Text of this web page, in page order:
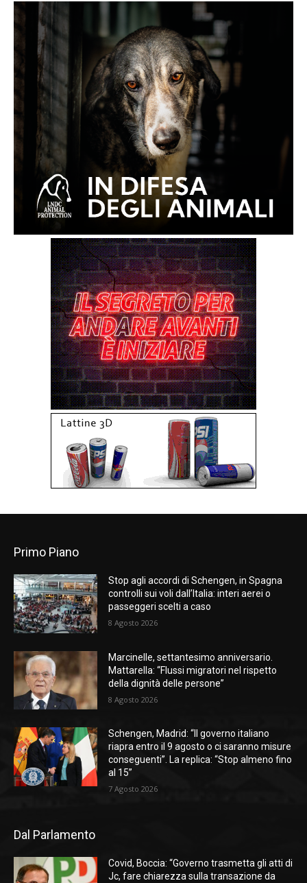
Primo Piano
Stop agli accordi di Schengen, in Spagna
controlli sui voli dall’Italia: interi aerei o
passeggeri scelti a caso
8 Agosto 2026
Marcinelle, settantesimo anniversario.
Mattarella: “Flussi migratori nel rispetto
della dignità delle persone”
8 Agosto 2026
Schengen, Madrid: “Il governo italiano
riapra entro il 9 agosto o ci saranno misure
conseguenti”. La replica: “Stop almeno fino
al 15”
7 Agosto 2026
Dal Parlamento
Covid, Boccia: “Governo trasmetta gli atti di
Jc, fare chiarezza sulla transazione da